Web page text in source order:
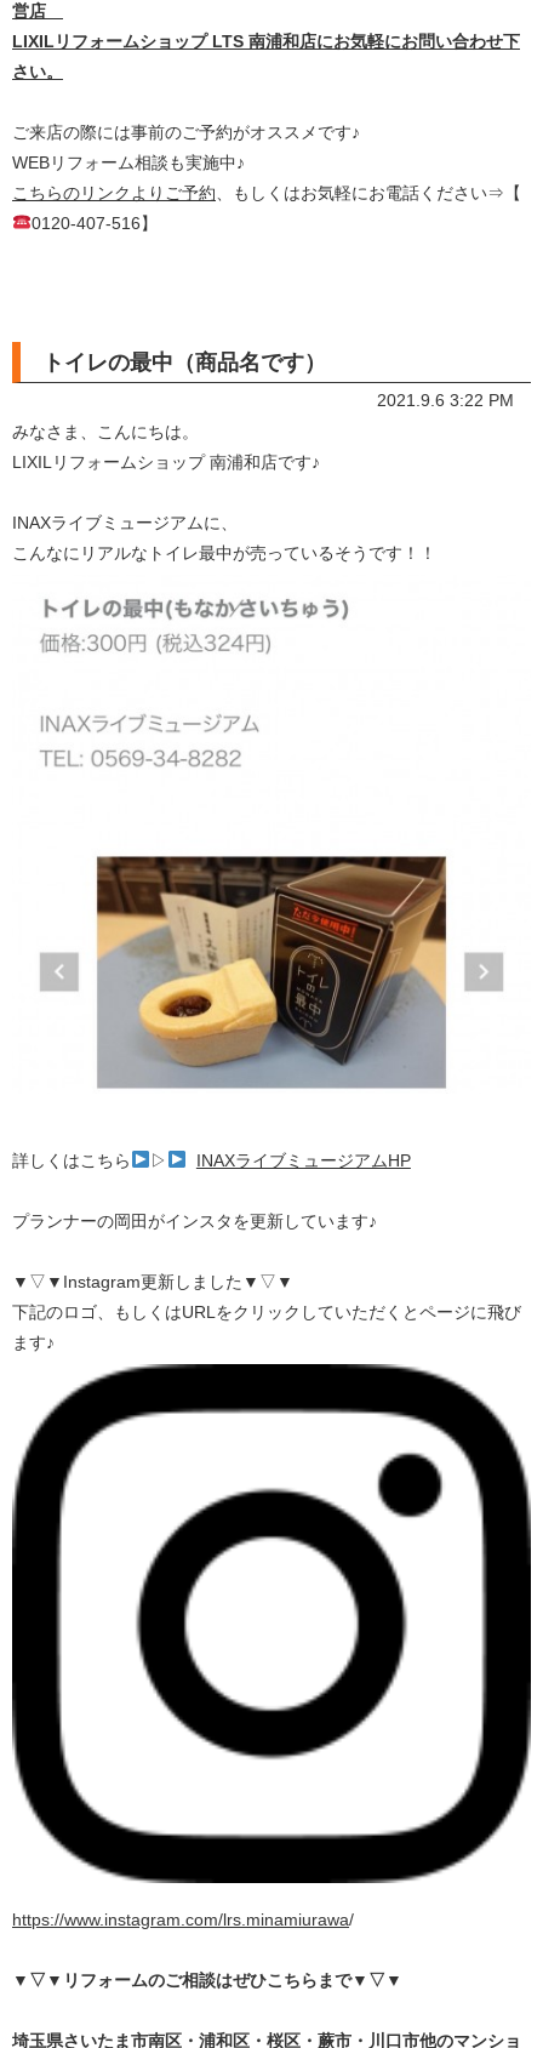
営店
LIXILリフォームショップ LTS 南浦和店にお気軽にお問い合わせ下
さい。
ご来店の際には事前のご予約がオススメです♪
WEBリフォーム相談も実施中♪
こちらのリンクよりご予約 、もしくはお気軽にお電話ください⇒【
0120-407-516】
トイレの最中（商品名です）
2021.9.6 3:22 PM
みなさま、こんにちは。
LIXILリフォームショップ 南浦和店です♪
INAXライブミュージアムに、
こんなにリアルなトイレ最中が売っているそうです！！
詳しくはこちら ▷ INAXライブミュージアムHP
プランナーの岡田がインスタを更新しています♪
▼▽▼Instagram更新しました▼▽▼
下記のロゴ、もしくはURLをクリックしていただくとページに飛び
ます♪
https://www.instagram.com/lrs.minamiurawa/
▼▽▼リフォームのご相談はぜひこちらまで▼▽▼
埼玉県さいたま市南区・浦和区・桜区・蕨市・川口市他のマンショ